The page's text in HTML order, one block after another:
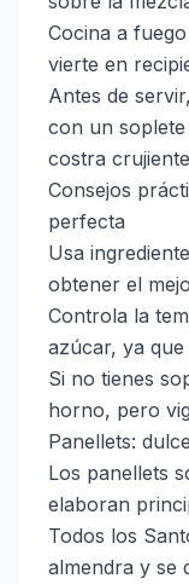
Cocina a
vierte en
Antes de
con un
costra
Consejos
perfecta
Usa
obtener el
Controla la
azúcar, ya
Si no tienes
horno, pero
Panellets:
Los panellets
elaboran
Todos los
almendra y se